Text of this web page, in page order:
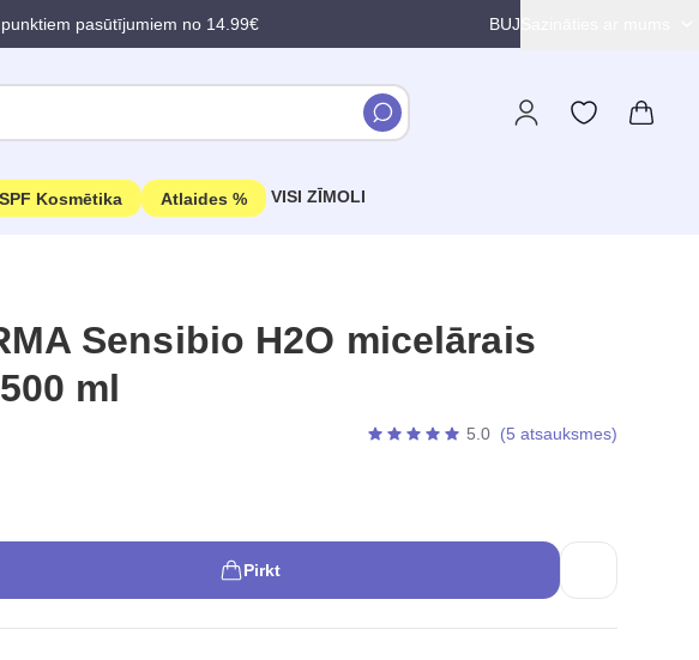
pasūtījumiem no 14.99€ BUJ
Kosmētika Atlaides % VISI ZĪMOLI
Sensibio H2O micelārais
ml
5.0 (5 atsauksmes)
Pirkt